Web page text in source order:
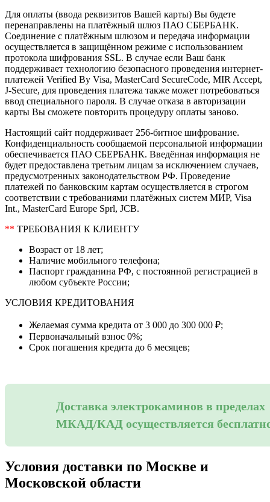
Для оплаты (ввода реквизитов Вашей карты) Вы будете
перенаправлены на платёжный шлюз ПАО СБЕРБАНК.
Соединение с платёжным шлюзом и передача информации
осуществляется в защищённом режиме с использованием
протокола шифрования SSL. В случае если Ваш банк
поддерживает технологию безопасного проведения интернет-
платежей Verified By Visa, MasterCard SecureCode, MIR Accept,
J-Secure, для проведения платежа также может потребоваться
ввод специального пароля. В случае отказа в авторизации
карты Вы сможете повторить процедуру оплаты заново.
Настоящий сайт поддерживает 256-битное шифрование.
Конфиденциальность сообщаемой персональной информации
обеспечивается ПАО СБЕРБАНК. Введённая информация не
будет предоставлена третьим лицам за исключением случаев,
предусмотренных законодательством РФ. Проведение
платежей по банковским картам осуществляется в строгом
соответствии с требованиями платёжных систем МИР, Visa
Int., MasterCard Europe Sprl, JCB.
** ТРЕБОВАНИЯ К КЛИЕНТУ
Возраст от 18 лет;
Наличие мобильного телефона;
Паспорт гражданина РФ, с постоянной регистрацией в
любом субъекте России;
УСЛОВИЯ КРЕДИТОВАНИЯ
Желаемая сумма кредита от 3 000 до 300 000 ₽;
Первоначальный взнос 0%;
Срок погашения кредита до 6 месяцев;
Доставка электрокаминов в пределах
МКАД/КАД осуществляется
Условия доставки по Москве и
Московской области